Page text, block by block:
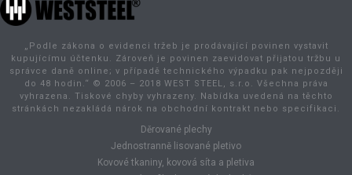
„Podle zákona o evidenci tržeb je prodávající povinen vystavit
kupujícímu účtenku. Zároveň je povinen zaevidovat přijatou tržbu u
správce daně online; v případě technického výpadku pak nejpozději
do 48 hodin.“ © 2006 – 2018 WEST STEEL, s.r.o. Všechna práva
vyhrazena. Tiskové chyby vyhrazeny. Nabídka uvedená na těchto
stránkách nezakládá nárok na obchodní kontrakt nebo specifikaci.
Děrované plechy
Jednostranně lisované pletivo
Kovové tkaniny, kovová síta a pletiva